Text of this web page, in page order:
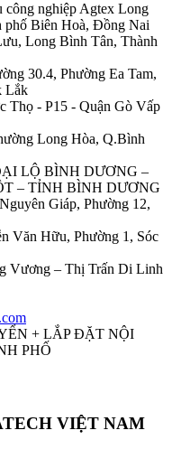
nghiệp Agtex Long
phố Biên Hoà, Đồng Nai
Long Bình Tân, Thành
30.4, Phường Ea Tam,
Lắk
Thọ - P15 - Quận Gò Vấp
Long Hòa, Q.Bình
LỘ BÌNH DƯƠNG –
– TỈNH BÌNH DƯƠNG
Giáp, Phường 12,
Văn Hữu, Phường 1, Sóc
Vương – Thị Trấn Di Linh
+ LẮP ĐẶT NỘI
PHỐ
VIỆT NAM